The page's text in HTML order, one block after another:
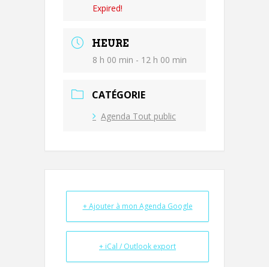
Expired!
HEURE
8 h 00 min - 12 h 00 min
CATÉGORIE
Agenda Tout public
+ Ajouter à mon Agenda Google
+ iCal / Outlook export